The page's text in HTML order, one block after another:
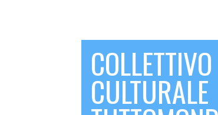
COLLETTIVO
CULTURALE